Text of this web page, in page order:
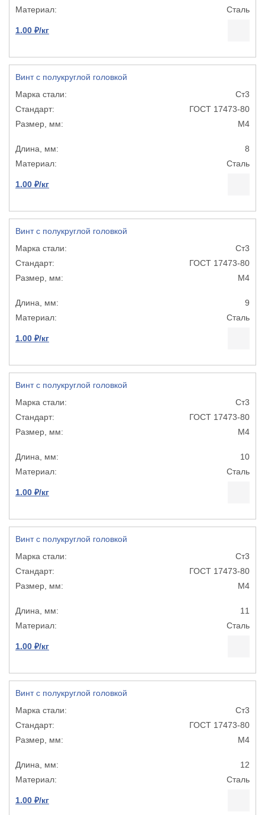
Сталь
1.00 ₽/кг
Винт с полукруглой головкой
Ст3
ГОСТ 17473-80
М4
8
Сталь
1.00 ₽/кг
Винт с полукруглой головкой
Ст3
ГОСТ 17473-80
М4
9
Сталь
1.00 ₽/кг
Винт с полукруглой головкой
Ст3
ГОСТ 17473-80
М4
10
Сталь
1.00 ₽/кг
Винт с полукруглой головкой
Ст3
ГОСТ 17473-80
М4
11
Сталь
1.00 ₽/кг
Винт с полукруглой головкой
Ст3
ГОСТ 17473-80
М4
12
Сталь
1.00 ₽/кг